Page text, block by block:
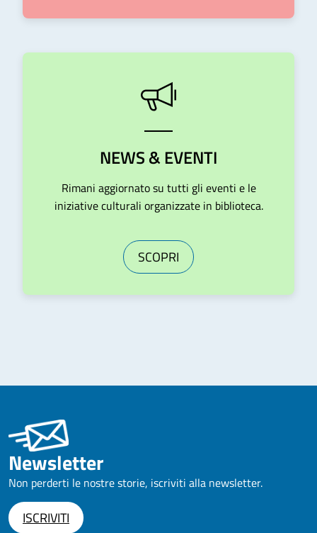
NEWS & EVENTI
Rimani aggiornato su tutti gli eventi e le
iniziative culturali organizzate in biblioteca.
SCOPRI
Newsletter
Non perderti le nostre storie, iscriviti alla newsletter.
ISCRIVITI